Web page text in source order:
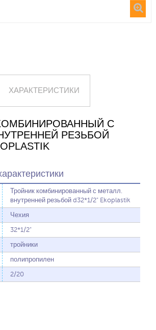
ХАРАКТЕРИСТИКИ
С
РЕЗЬБОЙ
Тройник комбинированный с металл.
внутренней резьбой d32*1/2" Ekoplastik
Чехия
32*1/2"
тройники
полипропилен
2/20